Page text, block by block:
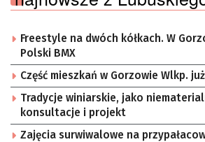
Freestyle na dwóch kółkach. W
Polski BMX
Część mieszkań w Gorzowie Wlkp.
Tradycje winiarskie, jako
konsultacje i projekt
Zajęcia surwiwalowe na